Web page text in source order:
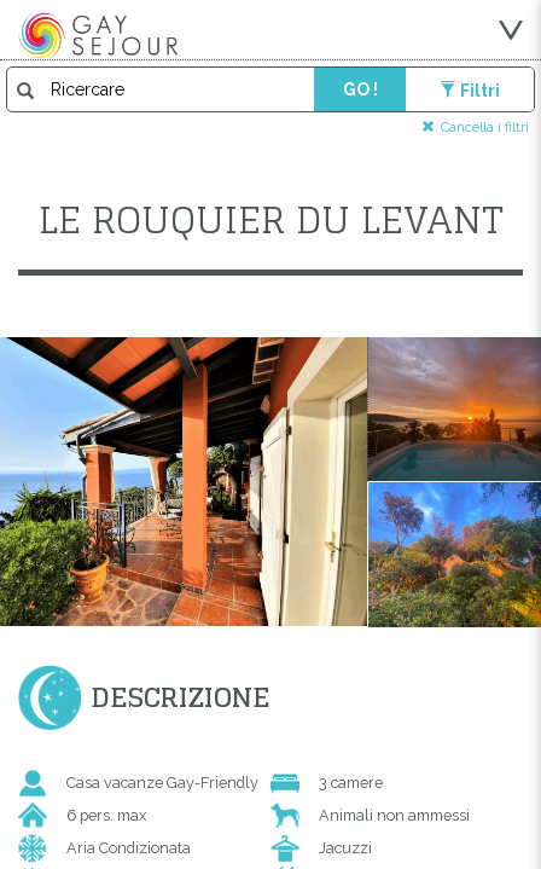
GO ! Filtri
Cancella i filtri
LE ROUQUIER DU LEVANT
DESCRIZIONE
Casa vacanze Gay-Friendly
3 camere
6 pers. max
Animali non ammessi
Aria Condizionata
Jacuzzi